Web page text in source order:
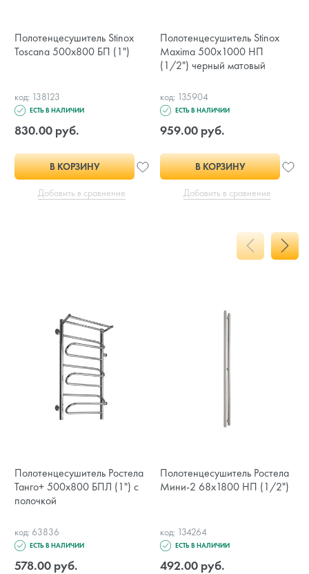
Полотенцесушитель Stinox
Toscana 500x800 БП (1")
код: 138123
ЕСТЬ В НАЛИЧИИ
830.00 руб.
В КОРЗИНУ
Добавить в сравнение
Полотенцесушитель Stinox
Maxima 500x1000 НП
(1/2") черный матовый
код: 135904
ЕСТЬ В НАЛИЧИИ
959.00 руб.
В КОРЗИНУ
Добавить в сравнение
Полотенцесушитель Ростела
Танго+ 500x800 БПЛ (1") с
полочкой
код: 63836
ЕСТЬ В НАЛИЧИИ
578.00 руб.
Полотенцесушитель Ростела
Мини-2 68х1800 НП (1/2")
код: 134264
ЕСТЬ В НАЛИЧИИ
492.00 руб.